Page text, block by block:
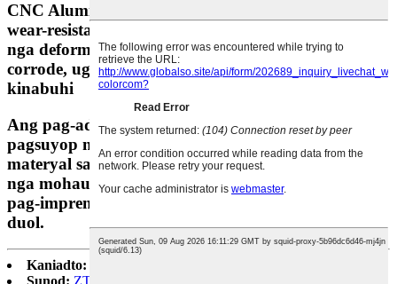
CNC Aluminum beam,
wear-resistant, dili sayon ​​
nga deform, dili sayon ​​sa
corrode, ug taas nga
kinabuhi
Ang pag-adjust sa tulin sa
pagsuyop naghimo sa
materyal sa pag-imprenta
nga mohaum sa panel sa
pag-imprenta nga mas
duol.
Kaniadto: